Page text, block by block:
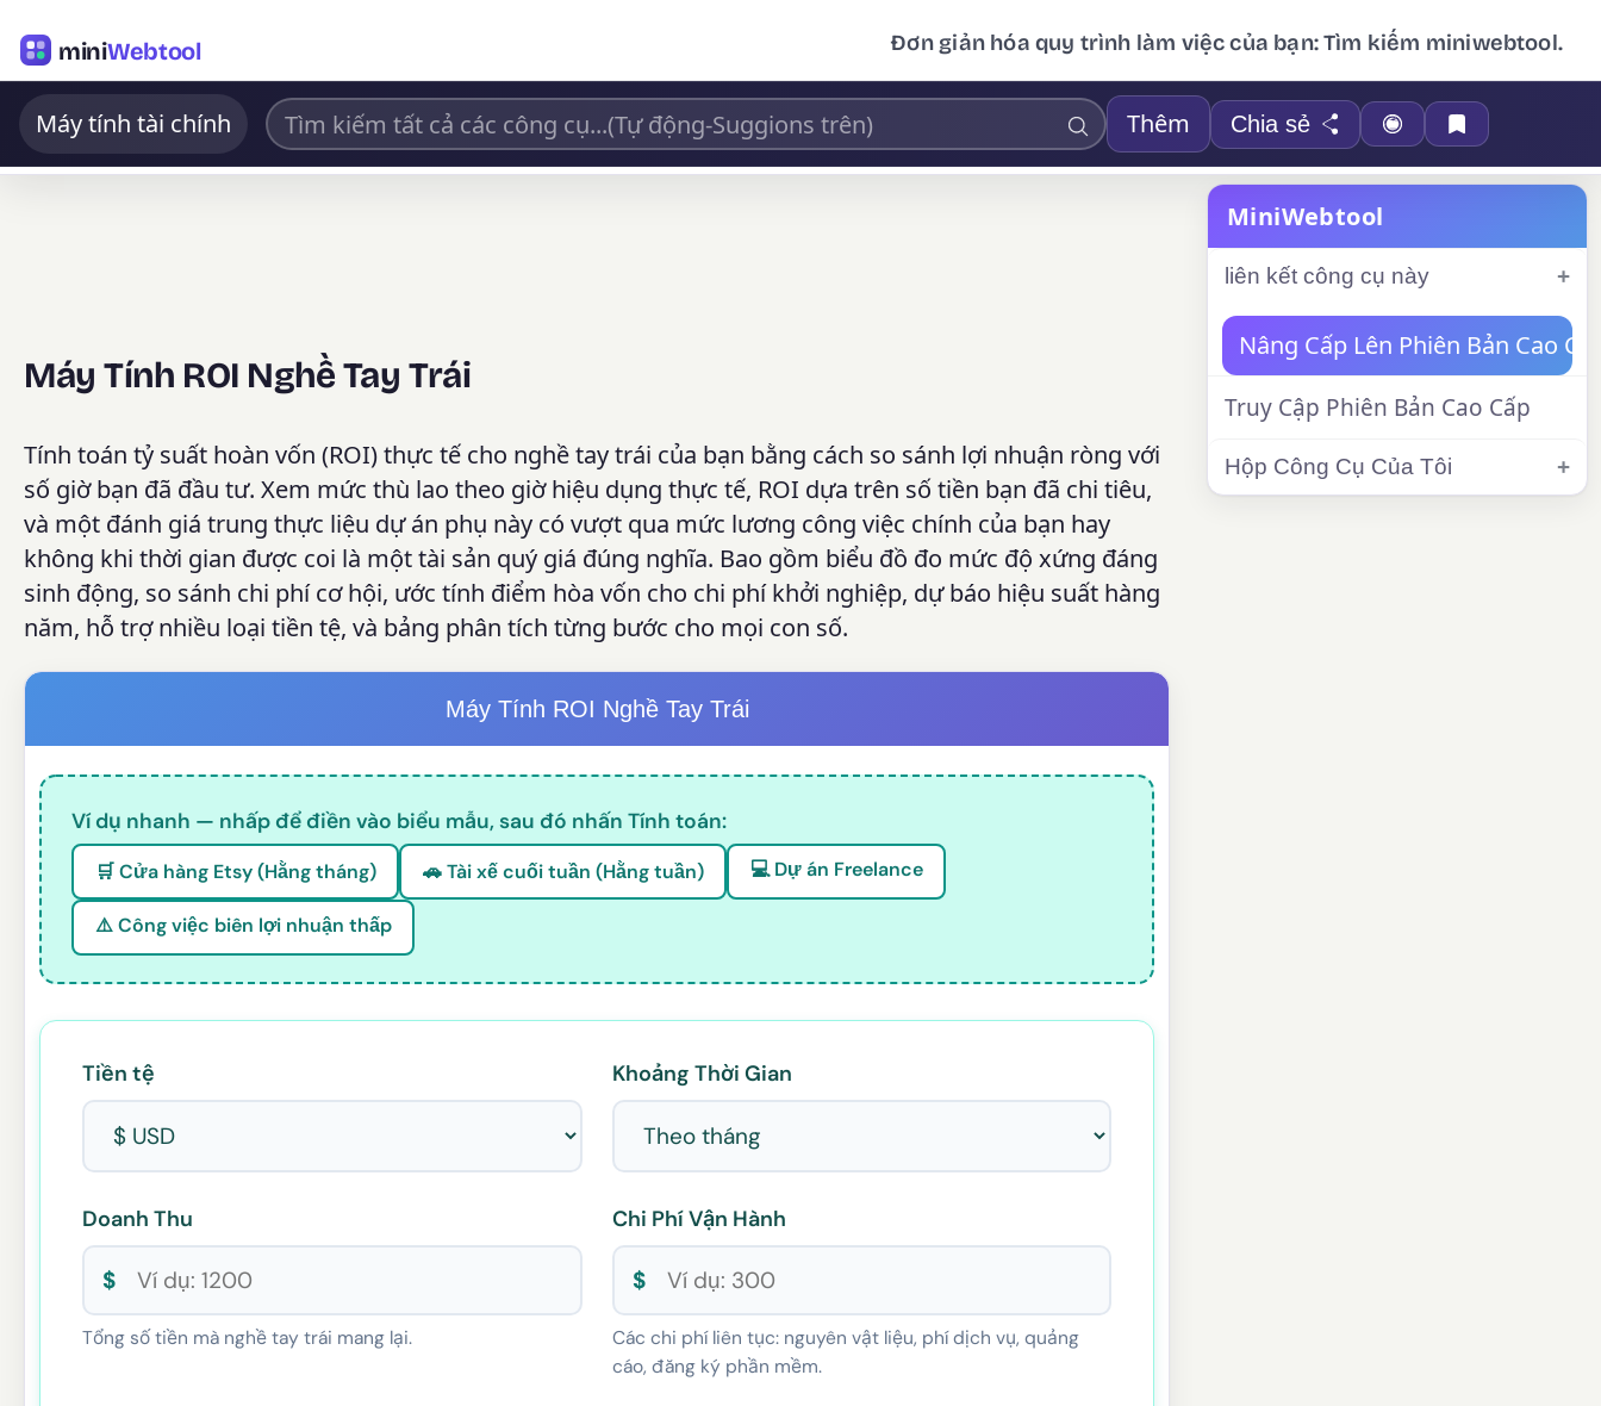
miniWebtool Đơn giản hóa quy trình làm việc của bạn: Tìm kiếm miniwebtool.
Máy tính tài chính Thêm Chia sẻ
Máy Tính ROI Nghề Tay Trái
Tính toán tỷ suất hoàn vốn (ROI) thực tế cho nghề tay trái của bạn bằng cách so sánh lợi nhuận ròng với
số giờ bạn đã đầu tư. Xem mức thù lao theo giờ hiệu dụng thực tế, ROI dựa trên số tiền bạn đã chi tiêu,
và một đánh giá trung thực liệu dự án phụ này có vượt qua mức lương công việc chính của bạn hay
không khi thời gian được coi là một tài sản quý giá đúng nghĩa. Bao gồm biểu đồ đo mức độ xứng đáng
sinh động, so sánh chi phí cơ hội, ước tính điểm hòa vốn cho chi phí khởi nghiệp, dự báo hiệu suất hàng
năm, hỗ trợ nhiều loại tiền tệ, và bảng phân tích từng bước cho mọi con số.
Máy Tính ROI Nghề Tay Trái
Ví dụ nhanh — nhấp để điền vào biểu mẫu, sau đó nhấn Tính toán:
🛒 Cửa hàng Etsy (Hằng tháng) 🚗 Tài xế cuối tuần (Hằng tuần) 💻 Dự án Freelance
⚠️ Công việc biên lợi nhuận thấp
Tiền tệ Khoảng Thời Gian
Doanh Thu
$
Tổng số tiền mà nghề tay trái mang lại.
Chi Phí Vận Hành
$
Các chi phí liên tục: nguyên vật liệu, phí dịch vụ, quảng
cáo, đăng ký phần mềm.
MiniWebtool
liên kết công cụ này
Nâng Cấp Lên Phiên Bản Cao
Truy Cập Phiên Bản Cao Cấp
Hộp Công Cụ Của Tôi